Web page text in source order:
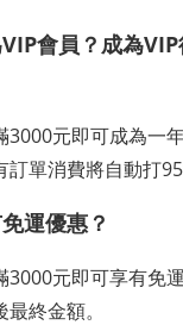
會員？成為
3000元即可成為一
單消費將自動打95
運優惠？
3000元即可享有免
終金額。